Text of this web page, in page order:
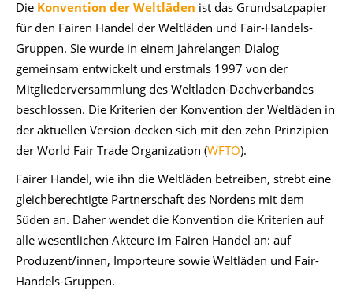
Die Konvention der Weltläden ist das Grundsatzpapier
für den Fairen Handel der Weltläden und Fair-Handels-
Gruppen. Sie wurde in einem jahrelangen Dialog
gemeinsam entwickelt und erstmals 1997 von der
Mitgliederversammlung des Weltladen-Dachverbandes
beschlossen. Die Kriterien der Konvention der Weltläden in
der aktuellen Version decken sich mit den zehn Prinzipien
der World Fair Trade Organization (WFTO).
Fairer Handel, wie ihn die Weltläden betreiben, strebt eine
gleichberechtigte Partnerschaft des Nordens mit dem
Süden an. Daher wendet die Konvention die Kriterien auf
alle wesentlichen Akteure im Fairen Handel an: auf
Produzent/innen, Importeure sowie Weltläden und Fair-
Handels-Gruppen.